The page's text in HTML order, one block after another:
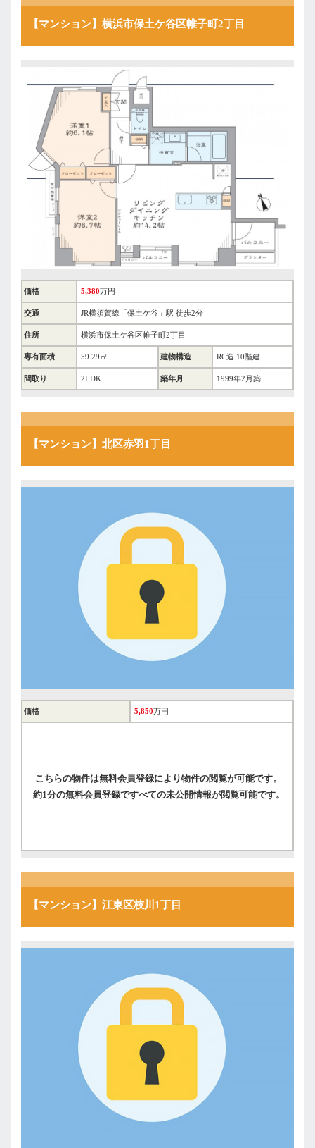
【マンション】横浜市保土ケ谷区帷子町2丁目
価格 5,380万円
交通 JR横須賀線「保土ケ谷」駅 徒歩2分
住所 横浜市保土ケ谷区帷子町2丁目
専有面積 59.29㎡ 建物構造 RC造 10階建
間取り 2LDK 築年月 1999年2月築
【マンション】北区赤羽1丁目
価格 5,850万円
こちらの物件は無料会員登録により物件の閲覧が可能です。
約1分の無料会員登録ですべての未公開情報が閲覧可能です。
【マンション】江東区枝川1丁目